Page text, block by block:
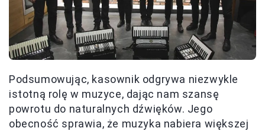
Podsumowując, kasownik odgrywa niezwykle
istotną rolę w muzyce, dając nam szansę
powrotu do naturalnych dźwięków. Jego
obecność sprawia, że muzyka nabiera większej